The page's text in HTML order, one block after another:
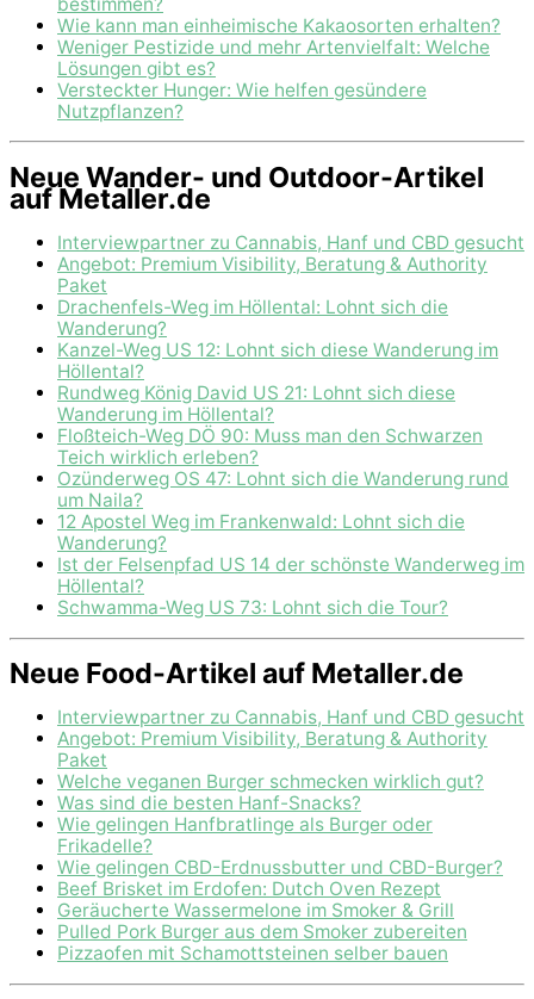
Wie kann man einheimische Kakaosorten erhalten?
Weniger Pestizide und mehr Artenvielfalt: Welche
Lösungen gibt es?
Versteckter Hunger: Wie helfen gesündere
Nutzpflanzen?
Neue Wander- und Outdoor-Artikel
auf Metaller.de
Interviewpartner zu Cannabis, Hanf und CBD gesucht
Angebot: Premium Visibility, Beratung & Authority
Paket
Drachenfels-Weg im Höllental: Lohnt sich die
Wanderung?
Kanzel-Weg US 12: Lohnt sich diese Wanderung im
Höllental?
Rundweg König David US 21: Lohnt sich diese
Wanderung im Höllental?
Floßteich-Weg DÖ 90: Muss man den Schwarzen
Teich wirklich erleben?
Ozünderweg OS 47: Lohnt sich die Wanderung rund
um Naila?
12 Apostel Weg im Frankenwald: Lohnt sich die
Wanderung?
Ist der Felsenpfad US 14 der schönste Wanderweg im
Höllental?
Schwamma-Weg US 73: Lohnt sich die Tour?
Neue Food-Artikel auf Metaller.de
Interviewpartner zu Cannabis, Hanf und CBD gesucht
Angebot: Premium Visibility, Beratung & Authority
Paket
Welche veganen Burger schmecken wirklich gut?
Was sind die besten Hanf-Snacks?
Wie gelingen Hanfbratlinge als Burger oder
Frikadelle?
Wie gelingen CBD-Erdnussbutter und CBD-Burger?
Beef Brisket im Erdofen: Dutch Oven Rezept
Geräucherte Wassermelone im Smoker & Grill
Pulled Pork Burger aus dem Smoker zubereiten
Pizzaofen mit Schamottsteinen selber bauen